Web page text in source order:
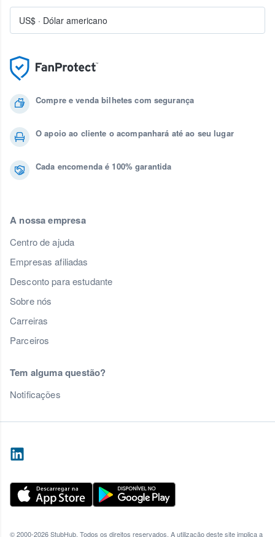
Compre e venda bilhetes com segurança
O apoio ao cliente o acompanhará até ao seu lugar
Cada encomenda é 100% garantida
A nossa empresa
Centro de ajuda
Empresas afiliadas
Desconto para estudante
Sobre nós
Carreiras
Parceiros
Tem alguma questão?
Notificações
US$ · Dólar americano
© 2000-2026 StubHub. Todos os direitos reservados. A utilização deste site implica a